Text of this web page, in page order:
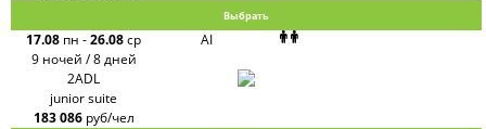
Выбрать
17.08 пн -26.08ср
9 ночей / 8 дней
AI
2ADL
junior suite
183 086 руб/чел